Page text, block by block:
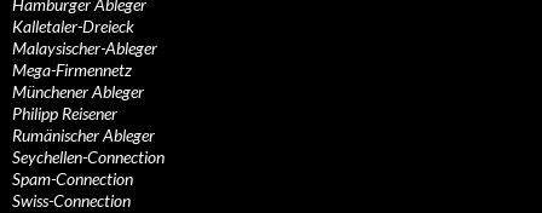
Hamburger Ableger
Kalletaler-Dreieck
Malaysischer-Ableger
Mega-Firmennetz
Münchener Ableger
Philipp Reisener
Rumänischer Ableger
Seychellen-Connection
Spam-Connection
Swiss-Connection